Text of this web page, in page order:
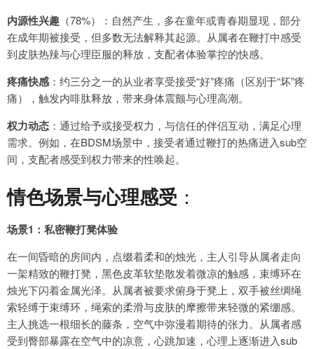
内源性兴趣 （78%）：自然产生，多在童年或青春期显现，部分
在成年期被接受，但多数无法解释其起源。从属者在鞭打中感受
到皮肤热辣与心理臣服的释放，支配者体验掌控的快感。
疼痛快感 ：约三分之一的从业者享受接受“好”疼痛（区别于“坏”疼
痛），触发内啡肽释放，带来身体震颤与心理高潮。
权力动态 ：通过给予或接受权力，与信任的伴侣互动，满足心理
需求。例如，在BDSM场景中，接受者通过鞭打的热痛进入sub空
间，支配者感受到权力带来的性唤起。
情色场景与心理感受 ：
场景1：私密鞭打凳体验
在一间昏暗的房间内，点缀着柔和的烛光，主人引导从属者走向
一架精致的鞭打凳，黑色皮革软垫散发着微凉的触感，束缚环在
烛光下闪着金属光泽。从属者被要求俯身于凳上，双手被丝绸绳
索轻缚于束缚环，绳索的柔滑与皮肤的摩擦带来轻微的紧绷感。
主人挑选一根细长的藤条，空气中弥漫着期待的张力。从属者感
受到臀部暴露在空气中的凉意，心跳加速，心理上逐渐进入sub